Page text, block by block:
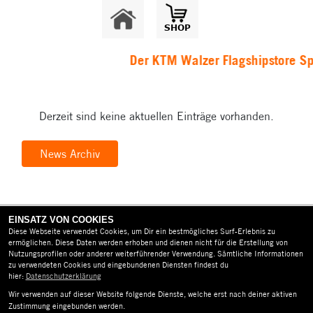
Der KTM Walzer Flagshipstore
Derzeit sind keine aktuellen Einträge vorhanden.
News Archiv
IMPRESSUM
EINSATZ VON COOKIES
Diese Webseite verwendet Cookies, um Dir ein bestmögliches Surf-Erlebnis zu
ermöglichen. Diese Daten werden erhoben und dienen nicht für die Erstellung von
Nutzungsprofilen oder anderer weiterführender Verwendung. Sämtliche Informationen
zu verwendeten Cookies und eingebundenen Diensten findest du
hier: Datenschutzerklärung
Wir verwenden auf dieser Website folgende Dienste, welche erst nach deiner aktiven
Zustimmung eingebunden werden.